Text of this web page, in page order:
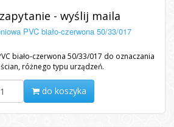
- wyślij maila
PVC biało-czerwona 50/33/017
biało-czerwona 50/33/017 do oznaczania
różnego typu urządzeń.
do koszyka